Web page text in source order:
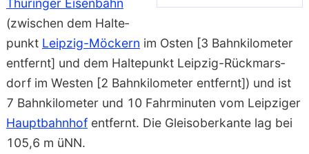
(zwischen dem Halte­
punkt Leipzig-Möckern im Osten [3 Bahn­kilometer
entfernt] und dem Halte­punkt Leipzig-Rückmars­
dorf im Westen [2 Bahn­kilometer entfernt]) und ist
7 Bahn­kilometer und 10 Fahrminuten vom Leipziger
Haupt­bahnhofentfernt. Die Gleis­oberkante lag bei
105,6 m üNN.